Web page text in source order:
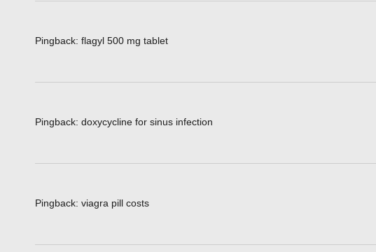
Pingback: flagyl 500 mg tablet
Pingback: doxycycline for sinus infection
Pingback: viagra pill costs